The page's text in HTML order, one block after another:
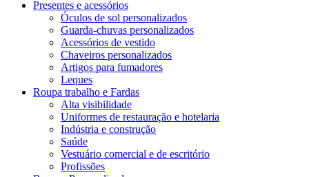
Presentes e acessórios
Óculos de sol personalizados
Guarda-chuvas personalizados
Acessórios de vestido
Chaveiros personalizados
Artigos para fumadores
Leques
Roupa trabalho e Fardas
Alta visibilidade
Uniformes de restauração e hotelaria
Indústria e construção
Saúde
Vestuário comercial e de escritório
Profissões